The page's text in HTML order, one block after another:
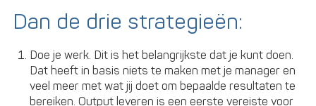
Dan de drie strategieën:
Doe je werk. Dit is het belangrijkste dat je kunt doen.
Dat heeft in basis niets te maken met je manager en
veel meer met wat jij doet om bepaalde resultaten te
bereiken. Output leveren is een eerste vereiste voor